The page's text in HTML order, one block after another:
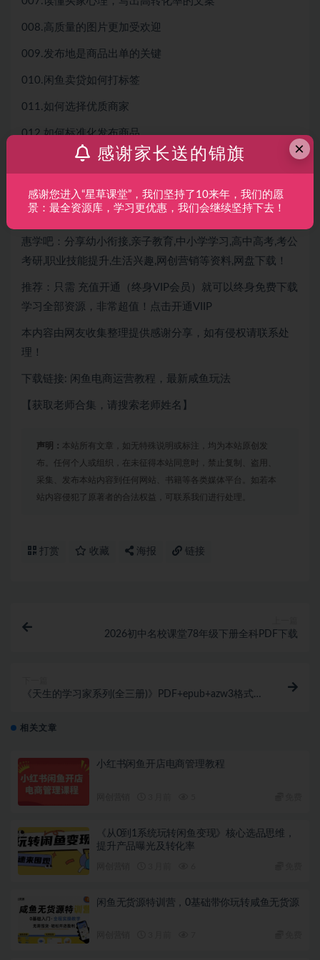
008.高质量的图片更加受欢迎
009.发布地是商品出单的关键
010.闲鱼卖贷如何打标签
011.如何选择优质商家
012.如何标准化发布商品
013.懂运营出单更稳定
014.利润款得布局技巧，快速提高店铺利润
惠学吧：分享幼小衔接,亲子教育,中小学学习,高中高考,考公
考研,职业技能提升,生活兴趣,网创营销等资料,网盘下载！
推荐：只需 充值开通（终身VIP会员）就可以终身免费下载
学习全部资源，非常超值！点击开通VIIP
本内容由网友收集整理提供感谢分享，如有侵权请联系处
理！
下载链接: 闲鱼电商运营教程，最新咸鱼玩法
【获取老师合集，请搜索老师姓名】
声明： 本站所有文章，如无特殊说明或标注，均为本站原创发
布。任何个人或组织，在未征得本站同意时，禁止复制、盗用、
采集、发布本站内容到任何网站、书籍等各类媒体平台。如若本
站内容侵犯了原著者的合法权益，可联系我们进行处理。
打赏 收藏 海报 链接
2026初中名校课堂78年级下册全科PDF下载
《天生的学习家系列(全三册)》PDF+epub+azw3格式下
相关文章
小红书闲鱼开店电商管理教程
《从0到1系统玩转闲鱼变现》核心选品思维，
提升产品曝光及转化率
闲鱼无货源特训营，0基础带你玩转咸鱼无货源
×
感谢家长送的锦旗
感谢您进入“星草课堂”，我们坚持了10来年，我们的愿
景：最全资源库，学习更优惠，我们会继续坚持下去！